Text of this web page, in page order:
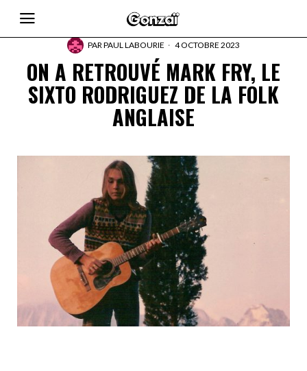
PARPAUL LABOURIE 4 OCTOBRE 2023
ON A RETROUVÉ MARK FRY, LE
SIXTO RODRIGUEZ DE LA FOLK
ANGLAISE